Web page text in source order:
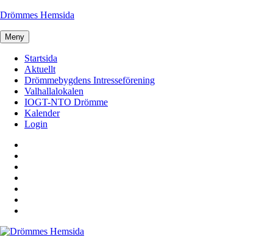
Hoppa
innehåll
Drömmes Hemsida
Meny
Startsida
Aktuellt
Drömmebygdens Intresseförening
Valhallalokalen
IOGT-NTO Drömme
Kalender
Login